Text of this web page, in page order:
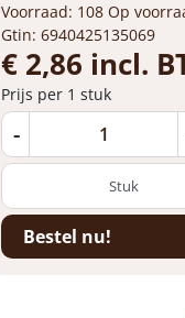
Voorraad: 108 Op
Gtin: 6940425135069
€ 2,86 incl.
Prijs per 1 stuk
-
Bestel nu!